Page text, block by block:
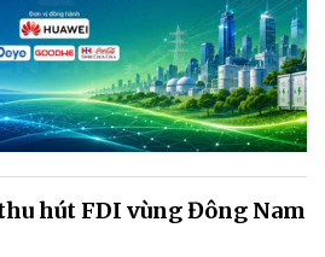
hút FDI vùng Đông Nam